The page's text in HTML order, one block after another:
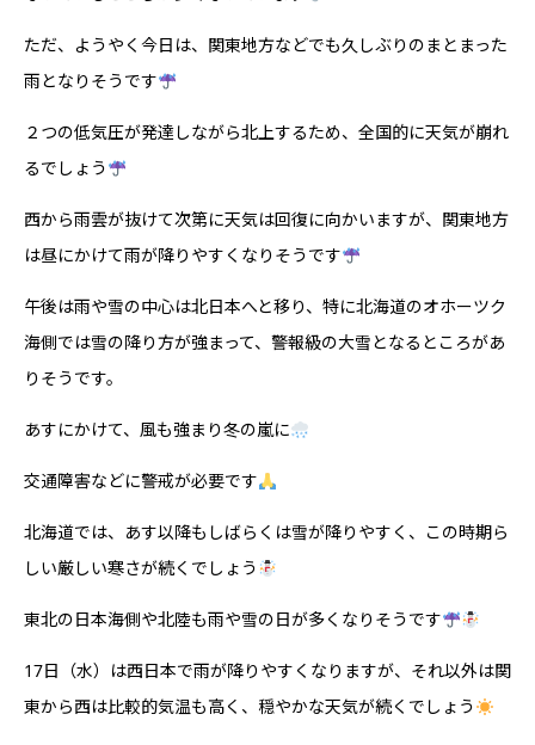
ただ、ようやく今日は、関東地方などでも久しぶりのまとまった
雨となりそうです
２つの低気圧が発達しながら北上するため、全国的に天気が崩れ
るでしょう
西から雨雲が抜けて次第に天気は回復に向かいますが、関東地方
は昼にかけて雨が降りやすくなりそうです
午後は雨や雪の中心は北日本へと移り、特に北海道のオホーツク
海側では雪の降り方が強まって、警報級の大雪となるところがあ
りそうです。
あすにかけて、風も強まり冬の嵐に
交通障害などに警戒が必要です
北海道では、あす以降もしばらくは雪が降りやすく、この時期ら
しい厳しい寒さが続くでしょう
東北の日本海側や北陸も雨や雪の日が多くなりそうです
17日（水）は西日本で雨が降りやすくなりますが、それ以外は関
東から西は比較的気温も高く、穏やかな天気が続くでしょう